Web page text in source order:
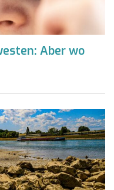
Aber wo